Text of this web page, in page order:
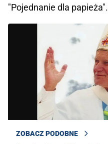
"Pojednanie dla papieża".
ZOBACZ PODOBNE